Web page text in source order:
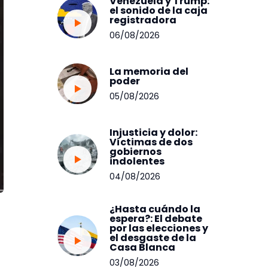
el sonido de la caja
registradora
06/08/2026
La memoria del
poder
05/08/2026
Injusticia y dolor:
Víctimas de dos
gobiernos
indolentes
04/08/2026
¿Hasta cuándo la
espera?: El debate
por las elecciones y
el desgaste de la
Casa Blanca
03/08/2026